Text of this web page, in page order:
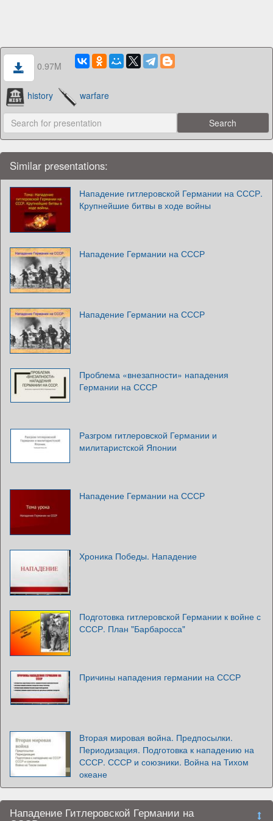
0.97M
history warfare
Similar presentations:
Нападение гитлеровской Германии на СССР.
Крупнейшие битвы в ходе войны
Нападение Германии на СССР
Нападение Германии на СССР
Проблема «внезапности» нападения
Германии на СССР
Разгром гитлеровской Германии и
милитаристской Японии
Нападение Германии на СССР
Хроника Победы. Нападение
Подготовка гитлеровской Германии к войне с
СССР. План "Барбаросса"
Причины нападения германии на СССР
Вторая мировая война. Предпосылки.
Периодизация. Подготовка к нападению на
СССР. СССР и союзники. Война на Тихом
океане
Нападение Гитлеровской Германии на